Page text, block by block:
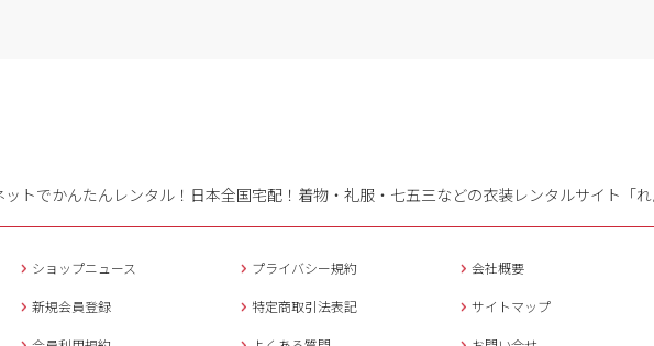
ットでかんたんレンタル！日本全国宅配！ 着物・礼服・七五三などの衣装レンタルサイト「
ショップニュース プライバシー規約 会社概要
新規会員登録 特定商取引法表記 サイトマップ